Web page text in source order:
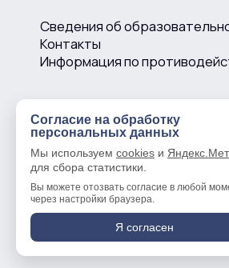
Сведения об
Контакты
Информация по
© 2016 —2026Ивановский
Политика в отношении обработки
Согласие на обработку
персональных данных
Мы используем cookies и
для сбора статистики.
Вы можете отозвать согласие в любой
через настройки браузера.
Я согласен